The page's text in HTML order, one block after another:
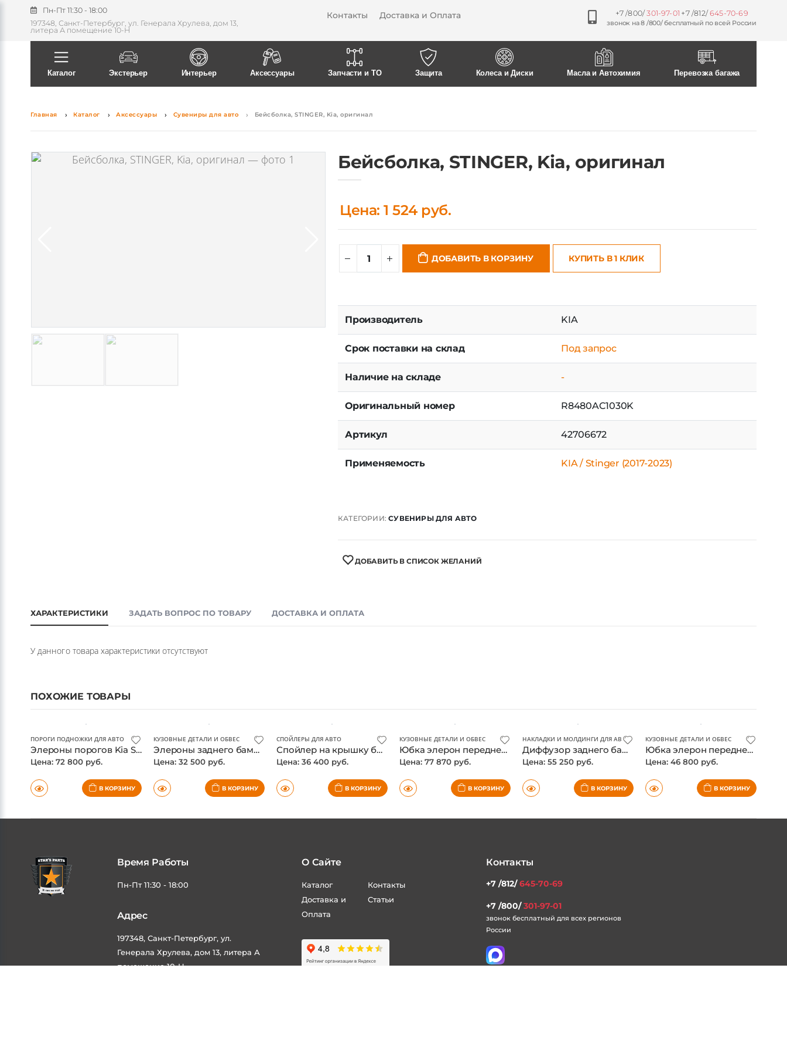
Поиск 0
Каталог Экстерьер Интерьер Аксессуары Запчасти и ТО Защита Колеса и Диски Масла и Автохимия Перевозка багажа
Мы используем cookies, чтобы улучшить ваш опыт. Подробнее в политике конфиденциальности
Главная Каталог Аксессуары Сувениры для авто Бейсболка, STINGER, Kia, оригинал
Бейсболка, STINGER, Kia, оригинал
Цена: 1 524 руб.
ДОБАВИТЬ В КОРЗИНУ КУПИТЬ В 1 КЛИК
Производитель KIA
Срок поставки на склад Под запрос
Наличие на складе -
Оригинальный номер R8480AC1030K
Артикул 42706672
Применяемость KIA / Stinger (2017-2023)
КАТЕГОРИИ:СУВЕНИРЫ ДЛЯ АВТО
ДОБАВИТЬ В СПИСОК ЖЕЛАНИЙ
ХАРАКТЕРИСТИКИ ЗАДАТЬ ВОПРОС ПО ТОВАРУ ДОСТАВКА И ОПЛАТА
У данного товара характеристики отсутствуют
ПОХОЖИЕ ТОВАРЫ
ПОРОГИ ПОДНОЖКИ ДЛЯ АВТО
Элероны порогов Kia Stinger, карбон
Цена: 72 800 руб.
В КОРЗИНУ
КУЗОВНЫЕ ДЕТАЛИ И ОБВЕС
Элероны заднего бампера Kia Stinger, карбон
Цена: 32 500 руб.
В КОРЗИНУ
СПОЙЛЕРЫ ДЛЯ АВТО
Спойлер на крышку багажника Kia Stinger, карбон
Цена: 36 400 руб.
В КОРЗИНУ
КУЗОВНЫЕ ДЕТАЛИ И ОБВЕС
Юбка элерон переднего бампера Kia Stinger, карбон
Цена: 77 870 руб.
В КОРЗИНУ
НАКЛАДКИ И МОЛДИНГИ ДЛЯ АВТО,КУЗОВНЫЕ ДЕТАЛИ И ОБВЕС,НАСАДКИ И ВЫХЛОП
Диффузор заднего бампера Kia Stinger, карбон
Цена: 55 250 руб.
В КОРЗИНУ
КУЗОВНЫЕ ДЕТАЛИ И ОБВЕС
Юбка элерон переднего бампера Kia Stinger, черный
Цена: 46 800 руб.
В КОРЗИНУ
Время Работы
Пн-Пт 11:30 - 18:00
Адрес
197348, Санкт-Петербург, ул.
Генерала Хрулева, дом 13, литера А
помещение 10-Н
О Сайте
Каталог
Доставка и
Оплата
Контакты
Статьи
Контакты
+7 /812/645-70-69
+7 /800/301-97-01
звонок бесплатный для всех регионов
России